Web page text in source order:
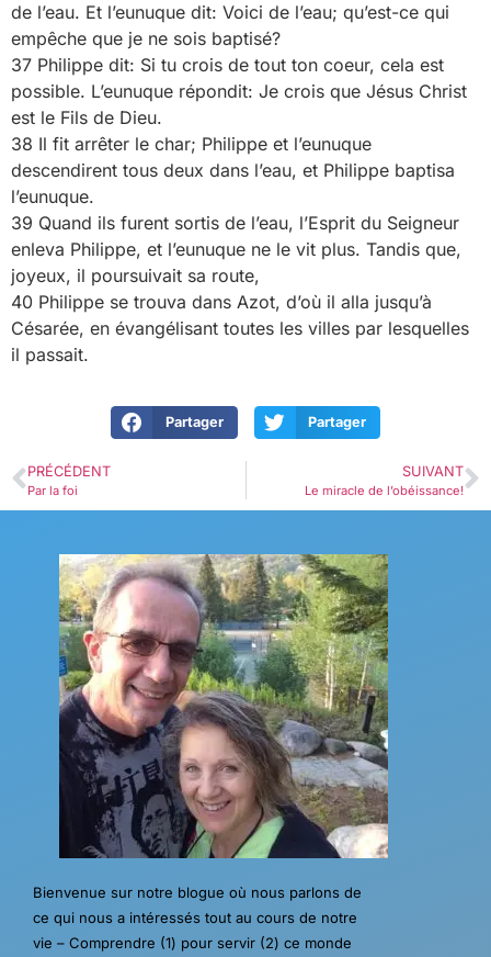
de l’eau. Et l’eunuque dit: Voici de l’eau; qu’est-ce qui
empêche que je ne sois baptisé?
37 Philippe dit: Si tu crois de tout ton coeur, cela est
possible. L’eunuque répondit: Je crois que Jésus Christ
est le Fils de Dieu.
38 Il fit arrêter le char; Philippe et l’eunuque
descendirent tous deux dans l’eau, et Philippe baptisa
l’eunuque.
39 Quand ils furent sortis de l’eau, l’Esprit du Seigneur
enleva Philippe, et l’eunuque ne le vit plus. Tandis que,
joyeux, il poursuivait sa route,
40 Philippe se trouva dans Azot, d’où il alla jusqu’à
Césarée, en évangélisant toutes les villes par lesquelles
il passait.
Partager Partager
PRÉCÉDENT
Par la foi
SUIVANT
Le miracle de l’obéissance!
Bienvenue sur notre blogue où nous parlons de
ce qui nous a intéressés tout au cours de notre
vie – Comprendre (1) pour servir (2) ce monde